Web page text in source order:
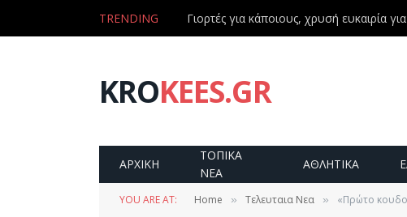
TRENDING Γιορτές για κάποιους, χρυσή ευκαιρία
KROKEES.GR
ΑΡΧΙΚΗ
ΤΟΠΙΚΑ
ΝΕΑ
ΑΘΛΗΤΙΚΑ
YOU ARE AT: Home » Τελευταια Νεα » «Πρώτο